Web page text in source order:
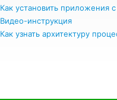
Как установить приложения
Видео-инструкция
Как узнать архитектуру